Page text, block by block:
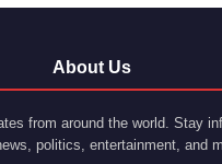
About Us
from around the world. Stay
politics, entertainment, and